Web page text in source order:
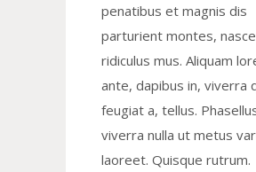
penatibus et magnis dis
parturient montes,
ridiculus mus. Aliquam
ante, dapibus in, viverra
feugiat a, tellus.
viverra nulla ut metus
laoreet. Quisque rutrum.